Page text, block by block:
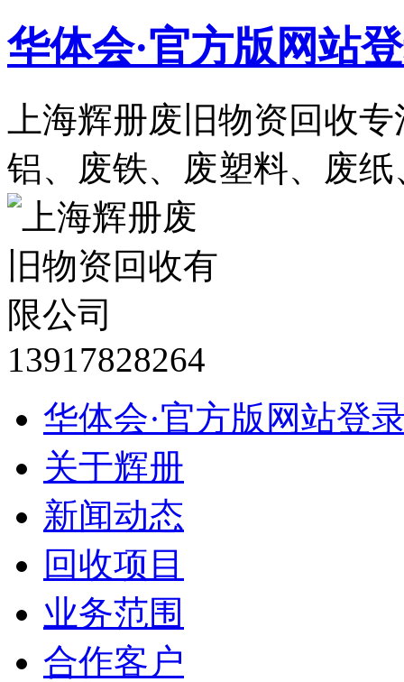
华体会·官方版网站
上海辉册废旧物资回收
铝、废铁、废塑料、废
13917828264
华体会·官方版网站登
关于辉册
新闻动态
回收项目
业务范围
合作客户